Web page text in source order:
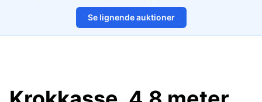
Se lignende auktioner
1/13